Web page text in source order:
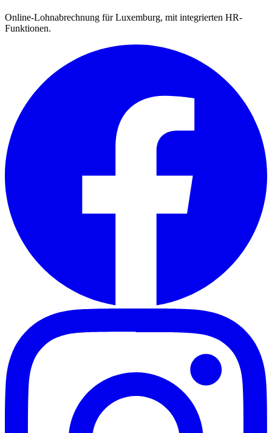
Online-Lohnabrechnung für Luxemburg, mit integrierten HR-
Funktionen.